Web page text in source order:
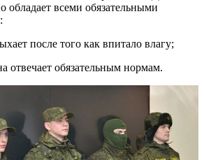
обладает всеми обязательными
после того как впитало влагу;
отвечает обязательным нормам.